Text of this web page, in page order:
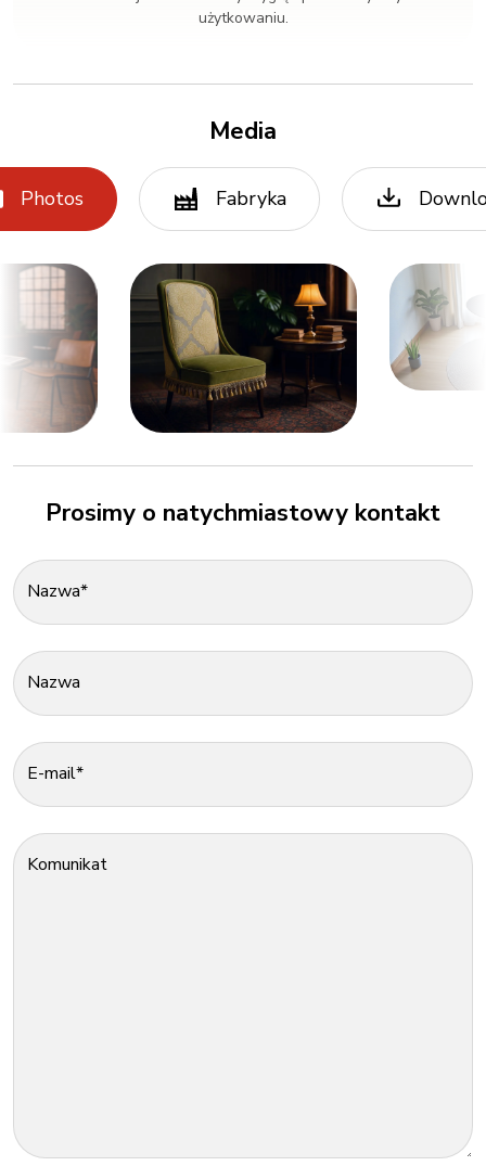
użytkowaniu.
Media
Photos Fabryka
Prosimy o natychmiastowy kontakt
Nazwa*
Nazwa
E-mail*
Komunikat